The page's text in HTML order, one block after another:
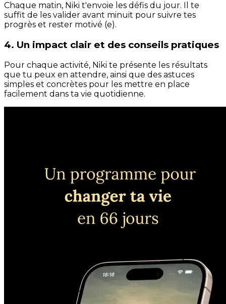
Chaque matin, Niki t'envoie les défis du jour. Il te
suffit de les valider avant minuit pour suivre tes
progrès et rester motivé (e).
4. Un impact clair et des conseils pratiques
Pour chaque activité, Niki te présente les résultats
que tu peux en attendre, ainsi que des astuces
simples et concrètes pour les mettre en place
facilement dans ta vie quotidienne.